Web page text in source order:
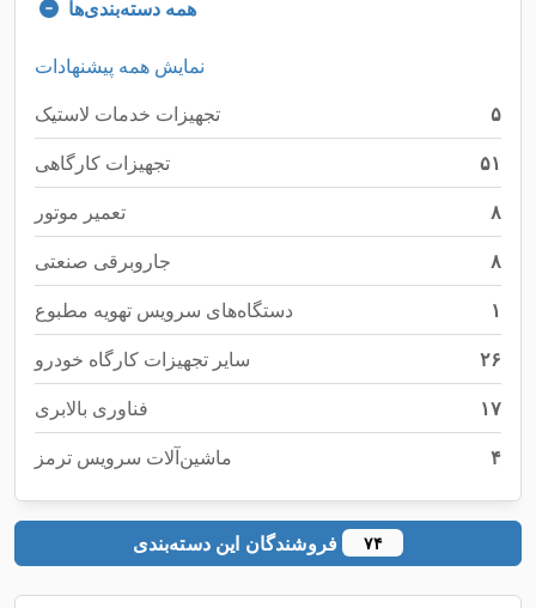
همه دسته‌بندی‌ها
نمایش همه پیشنهادات
تجهیزات خدمات لاستیک
۵
تجهیزات کارگاهی
۵۱
تعمیر موتور
۸
جاروبرقی صنعتی
۸
دستگاه‌های سرویس تهویه مطبوع
۱
سایر تجهیزات کارگاه خودرو
۲۶
فناوری بالابری
۱۷
ماشین‌آلات سرویس ترمز
۴
فروشندگان این دسته‌بندی ۷۴